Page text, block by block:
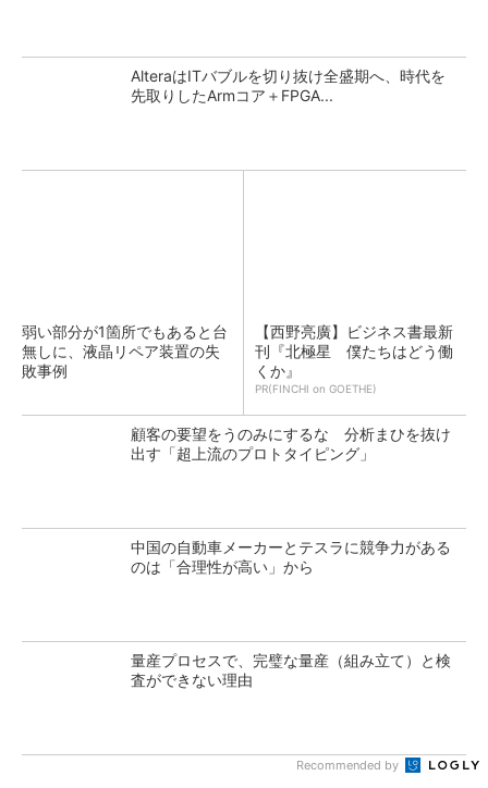
AlteraはITバブルを切り抜け全盛期へ、時代を
先取りしたArmコア＋FPGA...
弱い部分が1箇所でもあると台
無しに、液晶リペア装置の失
敗事例
【西野亮廣】ビジネス書最新
刊『北極星 僕たちはどう働
くか』
PR(FINCHI on GOETHE)
顧客の要望をうのみにするな 分析まひを抜け
出す「超上流のプロトタイピング」
中国の自動車メーカーとテスラに競争力がある
のは「合理性が高い」から
量産プロセスで、完璧な量産（組み立て）と検
査ができない理由
Recommended by